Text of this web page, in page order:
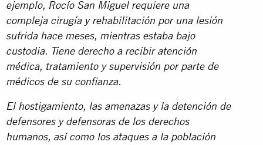
ejemplo, Rocío San Miguel requiere una
compleja cirugía y rehabilitación por una lesión
sufrida hace meses, mientras estaba bajo
custodia. Tiene derecho a recibir atención
médica, tratamiento y supervisión por parte de
médicos de su confianza.
El hostigamiento, las amenazas y la detención de
defensores y defensoras de los derechos
humanos, así como los ataques a la población